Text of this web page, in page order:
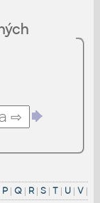
P| Q| R| S| T| U| V|